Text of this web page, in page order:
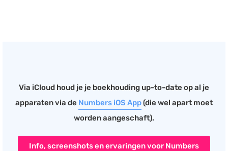
Via iCloud houd je je boekhouding up-to-date op al je
apparaten via de Numbers iOS App(die wel apart moet
worden aangeschaft).
Info, screenshots en ervaringen voor Numbers